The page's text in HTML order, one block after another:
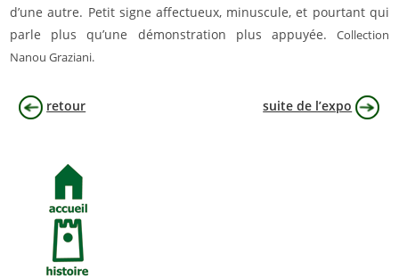
d’une autre. Petit signe affectueux, minuscule, et pourtant qui
parle plus qu’une démonstration plus appuyée. Collection
Nanou Graziani.
retour suite de l’expo